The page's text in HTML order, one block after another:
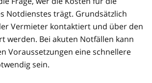
Notdienstes trägt. Grundsätzlich
Vermieter kontaktiert und über den
werden. Bei akuten Notfällen kann
Voraussetzungen eine schnellere
sein.